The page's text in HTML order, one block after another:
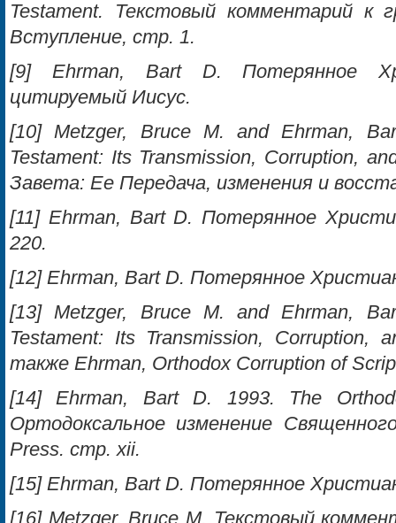
Testament. Текстовый комментарий к
Вступление, стр. 1.
[9] Ehrman, Bart D. Потерянное
цитируемый Иисус.
[10] Metzger, Bruce M. and Ehrman,
Testament: Its Transmission, Corruption,
Завета: Ее Передача, изменения и
[11] Ehrman, Bart D. Потерянное
220.
[12] Ehrman, Bart D. Потерянное
[13] Metzger, Bruce M. and Ehrman,
Testament: Its Transmission, Corruption,
также Ehrman, Orthodox Corruption of
[14] Ehrman, Bart D. 1993. The
Ортодоксальное изменение
Press. cтр. xii.
[15] Ehrman, Bart D. Потерянное
[16] Metzger, Bruce M. Текстовый